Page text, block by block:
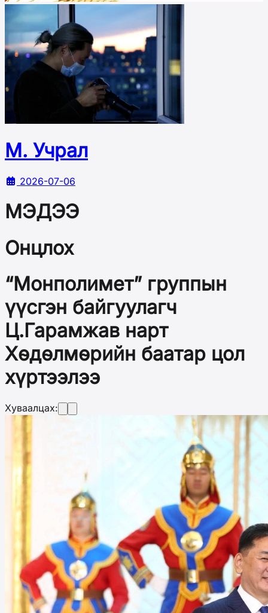
М. Учрал
2026-07-06
МЭДЭЭ
Онцлох
“Монполимет” группын
үүсгэн байгуулагч
Ц.Гарамжав нарт
Хөдөлмөрийн баатар цол
хүртээлээ
Хуваалцах: